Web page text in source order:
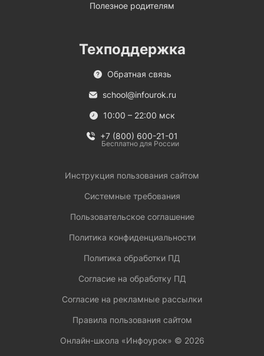
Полезное родителям
Техподдержка
Обратная связь
school@infourok.ru
10:00 – 22:00 мск
+7 (800) 600-21-01
Бесплатно для России
Инструкция пользования сайтом
Системные требования
Пользовательское соглашение
Политика конфиденциальности
Политика обработки ПД
Согласие на обработку ПД
Согласие на рекламные рассылки
Правила пользования сайтом
Онлайн-школа «Инфоурок» © 2026